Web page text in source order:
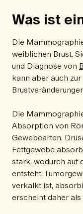
Was ist
Die
weiblichen Brust.
und Diagnose von
kann aber auch
Die
Absorption von
Gewebearten.
Fettgewebe
stark, wodurch auf
entsteht.
verkalkt ist,
erscheint daher